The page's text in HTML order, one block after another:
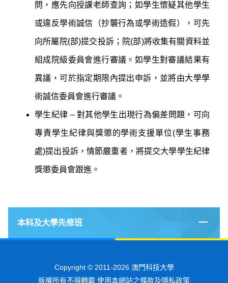
問，應先向授課老師查詢；如學生懷疑其他學生
或違反學術誠信（抄襲行為或學術造假），可先
向所屬院(部)提交投訴；院(部)將收集有關資料並
組成院級委員會進行審議。如學生對審議結果有
異議，可於指定期限內提出申訴，並將由大學學
術誠信委員會進行審議。
學生紀律 – 對其他學生出現行為偏差問題，可向
專責學生紀律與獎懲的學術支援單位(學生事務
處)提出投訴，情節嚴重者，將提交大學學生紀律
獎懲委員會跟進。
本科及大學先修班
Copyright © 2011-2026 澳門科技大學
版權所有不得轉載 使用本網站之條款及隱私政策